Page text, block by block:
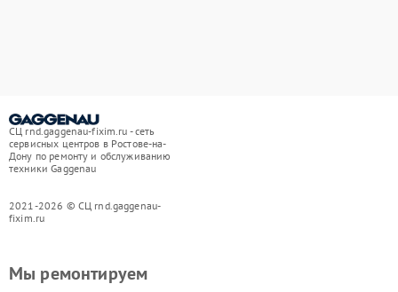
СЦ rnd.gaggenau-fixim.ru - сеть
сервисных центров в Ростове-на-
Дону по ремонту и обслуживанию
техники Gaggenau
2021-2026 © СЦ rnd.gaggenau-
fixim.ru
Мы ремонтируем